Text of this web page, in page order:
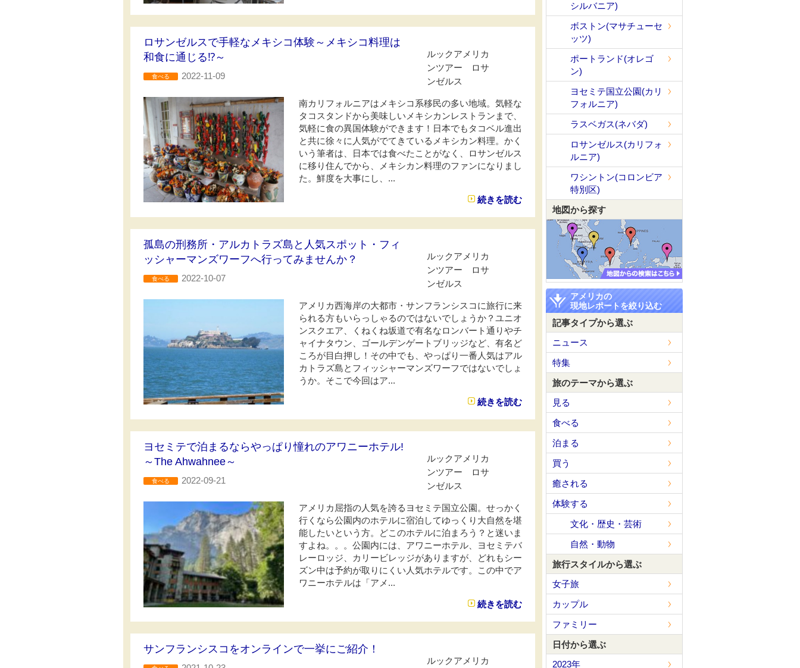
ロサンゼルスで手軽なメキシコ体験～メキシコ料理は
和食に通じる⁉～
食べる 2022-11-09
ルックアメリカ
ンツアー ロサ
ンゼルス
南カリフォルニアはメキシコ系移民の多い地域。気軽な
タコスタンドから美味しいメキシカンレストランまで、
気軽に食の異国体験ができます！日本でもタコベル進出
と共に徐々に人気がでてきているメキシカン料理。かく
いう筆者は、日本では食べたことがなく、ロサンゼルス
に移り住んでから、メキシカン料理のファンになりまし
た。鮮度を大事にし、...
続きを読む
孤島の刑務所・アルカトラズ島と人気スポット・フィ
ッシャーマンズワーフへ行ってみませんか？
食べる 2022-10-07
ルックアメリカ
ンツアー ロサ
ンゼルス
アメリカ西海岸の大都市・サンフランシスコに旅行に来
られる方もいらっしゃるのではないでしょうか？ユニオ
ンスクエア、くねくね坂道で有名なロンバート通りやチ
ャイナタウン、ゴールデンゲートブリッジなど、有名ど
ころが目白押し！その中でも、やっぱり一番人気はアル
カトラズ島とフィッシャーマンズワーフではないでしょ
うか。そこで今回はア...
続きを読む
ヨセミテで泊まるならやっぱり憧れのアワニーホテル!
～The Ahwahnee～
食べる 2022-09-21
ルックアメリカ
ンツアー ロサ
ンゼルス
アメリカ屈指の人気を誇るヨセミテ国立公園。せっかく
行くなら公園内のホテルに宿泊してゆっくり大自然を堪
能したいという方。どこのホテルに泊まろう？と迷いま
すよね。。。公園内には、アワニーホテル、ヨセミテバ
レーロッジ、カリービレッジがありますが、どれもシー
ズン中は予約が取りにくい人気ホテルです。この中でア
ワニーホテルは「アメ...
続きを読む
サンフランシスコをオンラインで一挙にご紹介！
ルックアメリカ
シルバニア)
ボストン(マサチューセ
ッツ)
ポートランド(オレゴ
ン)
ヨセミテ国立公園(カリ
フォルニア)
ラスベガス(ネバダ)
ロサンゼルス(カリフォ
ルニア)
ワシントン(コロンビア
特別区)
地図から探す
アメリカの
現地レポートを絞り込む
記事タイプから選ぶ
ニュース
特集
旅のテーマから選ぶ
見る
食べる
泊まる
買う
癒される
体験する
文化・歴史・芸術
自然・動物
旅行スタイルから選ぶ
女子旅
カップル
ファミリー
日付から選ぶ
2023年